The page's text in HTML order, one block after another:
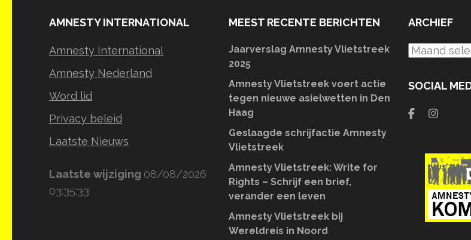
AMNESTY INTERNATIONAL
Amnesty International
Amnesty Nederland
Word lid
Privacy beleid
Laatste Nieuws
Laatste wijziging 08/08/2026
03:35:33
MEEST RECENTE BERICHTEN
Jaarverslag Amnesty Vlietstreek
2025
Amnesty Vlietstreek voert actie
tegen nieuwe asielwetten in Den
Haag
Geslaagde schrijfactie Amnesty
Vlietstreek
Amnesty Vlietstreek: Write for
Rights – Schrijf een brief,
verander een leven
Amnesty Vlietstreek bij
Wereldreis in Noord
ARCHIEF
Archief
SOCIAL